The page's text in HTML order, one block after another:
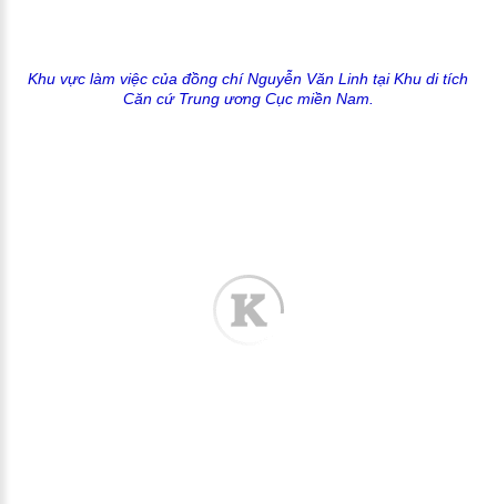
Khu vực làm việc của đồng chí Nguyễn Văn Linh tại Khu di tích
Căn cứ Trung ương Cục miền Nam.